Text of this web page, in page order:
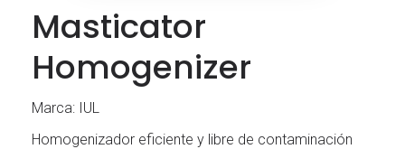
Masticator
Homogenizer
Marca: IUL
Homogenizador eficiente y libre de contaminación